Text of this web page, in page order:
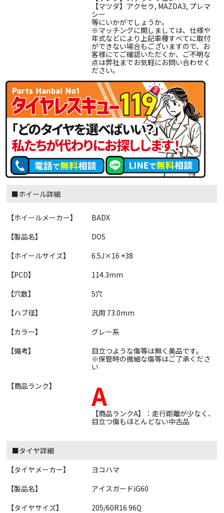
【マツダ】アクセラ, MAZDA3, プレマ
シー
等にいかがでしょうか。
※マッチングに関しましては、仕様や
年式などにより上記車種すべてに取付
ができない場合もございますので、お
客様にてご確認いただくか、ご不明な
点は弊社までお気軽にお問い合わせく
ださい。
■ホイール詳細
【ホイールメーカー】
BADX
【製品名】
DOS
【ホイールサイズ】
6.5J×16 +38
【PCD】
114.3mm
【穴数】
5穴
【ハブ径】
汎用 73.0mm
【カラー】
グレー系
【備考】
目立つような傷等は無く美品です。
※保管時の微細な傷等はご了承くださ
い
【商品ランク】
A
【商品ランクA】：走行距離が少なく、
目立つ傷もほとんどない中古品
■タイヤ詳細
【タイヤメーカー】
ヨコハマ
【製品名】
アイスガードiG60
【タイヤサイズ】
205/60R16 96Q